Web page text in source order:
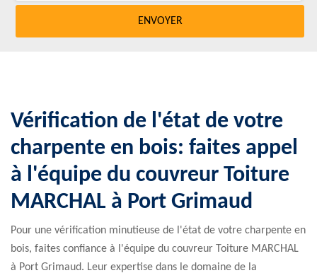
Vérification de l'état de votre
charpente en bois: faites appel
à l'équipe du couvreur Toiture
MARCHAL à Port Grimaud
Pour une vérification minutieuse de l'état de votre charpente en
bois, faites confiance à l'équipe du couvreur Toiture MARCHAL
à Port Grimaud. Leur expertise dans le domaine de la